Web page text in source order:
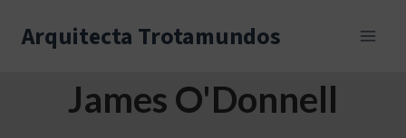
content
Arquitecta Trotamundos
James O'Donnell